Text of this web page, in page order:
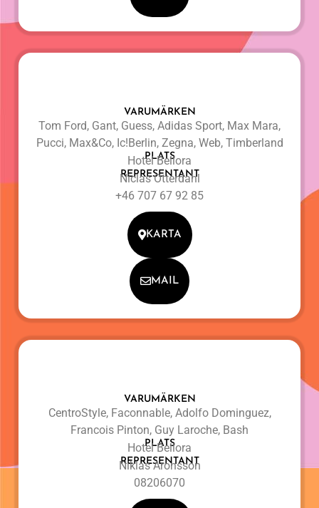
VARUMÄRKEN
Tom Ford, Gant, Guess, Adidas Sport, Max Mara,
Pucci, Max&Co, Ic!Berlin, Zegna, Web, Timberland
PLATS
Hotel Bellora
REPRESENTANT
Niclas Otterdahl
+46 707 67 92 85
KARTA
MAIL
VARUMÄRKEN
CentroStyle, Faconnable, Adolfo Dominguez,
Francois Pinton, Guy Laroche, Bash
PLATS
Hotel Bellora
REPRESENTANT
Niklas Aronsson
08206070